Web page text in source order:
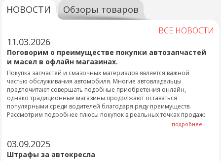
НОВОСТИ Обзоры товаров
ВСЕ НОВОСТИ
11.03.2026
Поговорим о преимуществе покупки автозапчастей
и масел в офлайн магазинах.
Покупка запчастей и смазочных материалов является важной
частью обслуживания автомобиля. Многие автовладельцы
предпочитают совершать подобные приобретения онлайн,
однако традиционные магазины продолжают оставаться
популярными среди водителей благодаря ряду преимуществ.
Рассмотрим подробнее плюсы покупок в реальных точках продаж:
подробнее...
03.09.2025
Штрафы за автокресла